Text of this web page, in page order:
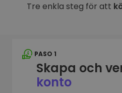
Tre enkla steg för att
PASO 1
Skapa och
konto